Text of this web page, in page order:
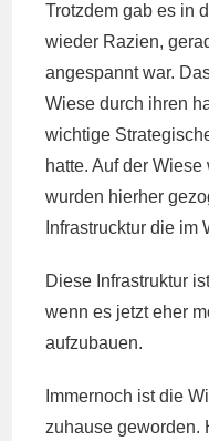
Trotzdem gab es in
wieder Razien,
angespannt war.
Wiese durch ihren
wichtige
hatte. Auf der
wurden hierher
Infrastrucktur die im
Diese Infrastruktur
wenn es jetzt eher
aufzubauen.
Immernoch ist die
zuhause geworden.